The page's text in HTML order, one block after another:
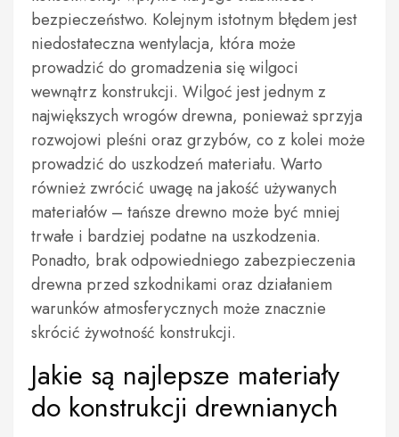
bezpieczeństwo. Kolejnym istotnym błędem jest
niedostateczna wentylacja, która może
prowadzić do gromadzenia się wilgoci
wewnątrz konstrukcji. Wilgoć jest jednym z
największych wrogów drewna, ponieważ sprzyja
rozwojowi pleśni oraz grzybów, co z kolei może
prowadzić do uszkodzeń materiału. Warto
również zwrócić uwagę na jakość używanych
materiałów – tańsze drewno może być mniej
trwałe i bardziej podatne na uszkodzenia.
Ponadto, brak odpowiedniego zabezpieczenia
drewna przed szkodnikami oraz działaniem
warunków atmosferycznych może znacznie
skrócić żywotność konstrukcji.
Jakie są najlepsze materiały
do konstrukcji drewnianych